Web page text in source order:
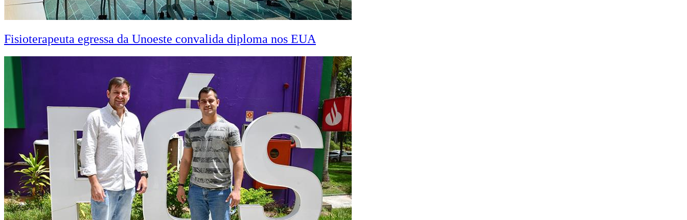
Fisioterapeuta egressa da Unoeste convalida diploma nos EUA